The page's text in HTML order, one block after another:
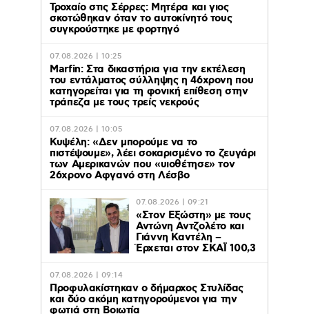
Τροχαίο στις Σέρρες: Μητέρα και γιος
σκοτώθηκαν όταν το αυτοκίνητό τους
συγκρούστηκε με φορτηγό
07.08.2026 | 10:25
Marfin: Στα δικαστήρια για την εκτέλεση
του εντάλματος σύλληψης η 46χρονη που
κατηγορείται για τη φονική επίθεση στην
τράπεζα με τους τρείς νεκρούς
07.08.2026 | 10:05
Κυψέλη: «Δεν μπορούμε να το
πιστέψουμε», λέει σοκαρισμένο το ζευγάρι
των Αμερικανών που «υιοθέτησε» τον
26χρονο Αφγανό στη Λέσβο
07.08.2026 | 09:21
«Στον Εξώστη» με τους
Αντώνη Αντζολέτο και
Γιάννη Καντέλη –
Έρχεται στον ΣΚΑΪ 100,3
07.08.2026 | 09:14
Προφυλακίστηκαν ο δήμαρχος Στυλίδας
και δύο ακόμη κατηγορούμενοι για την
φωτιά στη Βοιωτία